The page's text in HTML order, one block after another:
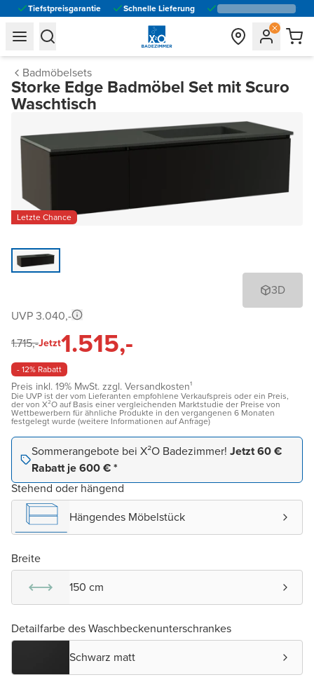
Tiefstpreisgarantie Schnelle Lieferung
general.navigation.toggle_menu.label
general.navigation.toggle_menu.label
Badmöbelsets
Storke Edge Badmöbel Set mit Scuro
Waschtisch
Letzte Chance
3D
UVP 3.040,-
1.715,-Jetzt1.515,-
- 12% Rabatt
Preis inkl. 19% MwSt. zzgl. Versandkosten¹
Die UVP ist der vom Lieferanten empfohlene Verkaufspreis oder ein Preis,
der von X²O auf Basis einer vergleichenden Marktstudie der Preise von
Wettbewerbern für ähnliche Produkte in den vergangenen 6 Monaten
festgelegt wurde (weitere Informationen auf Anfrage)
Sommerangebote bei X²O Badezimmer! Jetzt 60 €
Rabatt je 600 € *
Stehend oder hängend
Hängendes Möbelstück
Breite
150 cm
Detailfarbe des Waschbeckenunterschrankes
Schwarz matt